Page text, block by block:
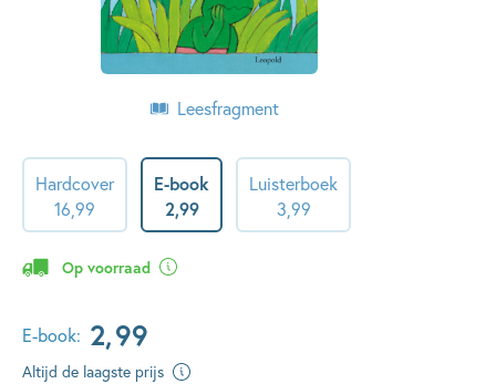
Leesfragment
Hardcover
16 99
E-book
2,99
Luisterboek
3 99
Op voorraad
E-book: 2,99
Altijd de laagste prijs